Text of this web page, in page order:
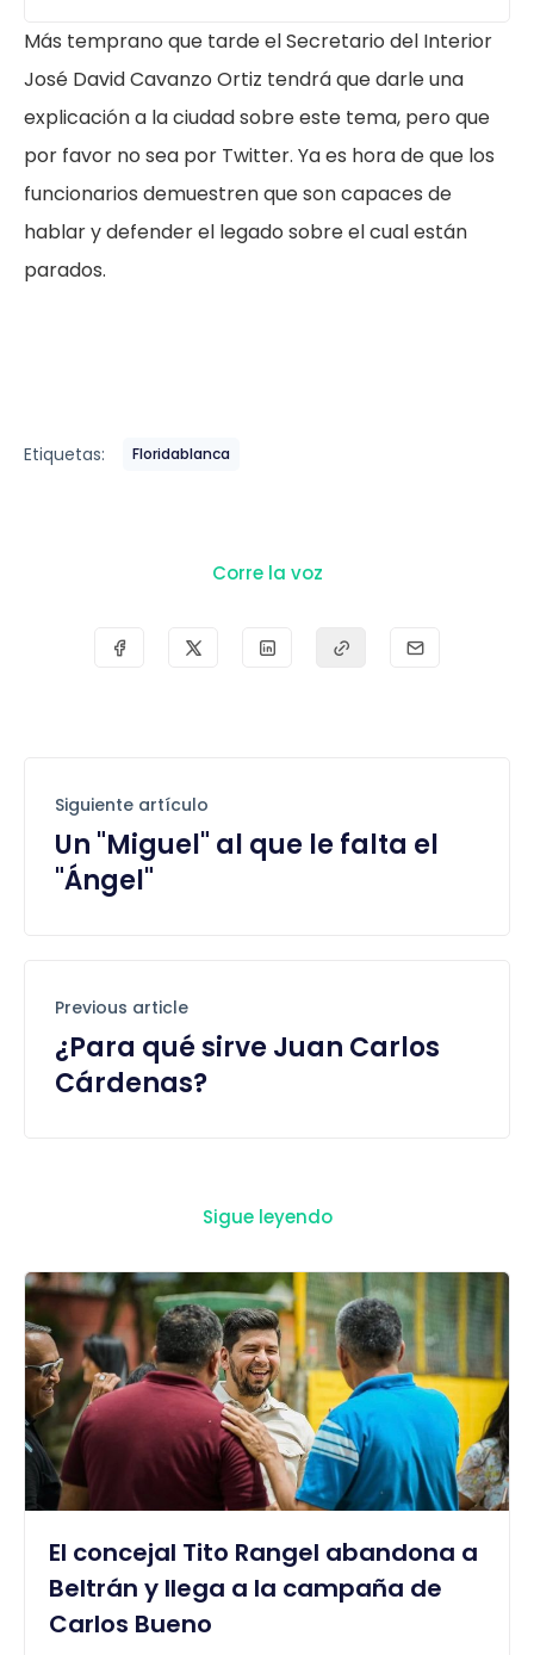
Más temprano que tarde el Secretario del Interior
José David Cavanzo Ortiz tendrá que darle una
explicación a la ciudad sobre este tema, pero que
por favor no sea por Twitter. Ya es hora de que los
funcionarios demuestren que son capaces de
hablar y defender el legado sobre el cual están
parados.
Etiquetas: Floridablanca
Corre la voz
Siguiente artículo
Un "Miguel" al que le falta el
"Ángel"
Previous article
¿Para qué sirve Juan Carlos
Cárdenas?
Sigue leyendo
El concejal Tito Rangel abandona a
Beltrán y llega a la campaña de
Carlos Bueno